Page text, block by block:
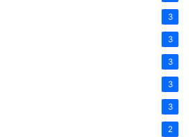
3
3
3
3
3
2